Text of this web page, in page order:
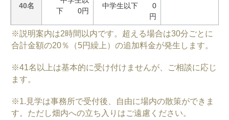
40名
下 0円
中学生以下 0
円
※説明案内は2時間以内です。超える場合は30分ごとに
合計金額の20％（5円繰上）の追加料金が発生します。
※41名以上は基本的に受け付けませんが、ご相談に応じ
ます。
※1.見学は事務所で受付後、自由に場内の散策ができま
す。ただし畑内への立ち入りはご遠慮ください。